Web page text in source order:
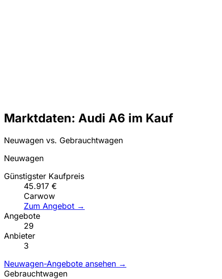
Marktdaten: Audi A6 im Kauf
Neuwagen vs. Gebrauchtwagen
Neuwagen
Günstigster Kaufpreis
45.917 €
Carwow
Zum Angebot →
Angebote
29
Anbieter
3
Neuwagen-Angebote ansehen →
Gebrauchtwagen